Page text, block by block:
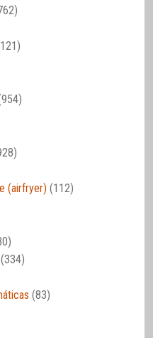
(airfryer) (112)
(334)
(83)